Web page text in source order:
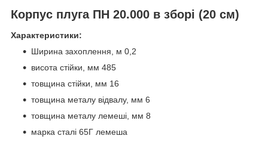
Корпус плуга ПН 20.000 в зборі (20 см)
Характеристики:
Ширина захоплення, м 0,2
висота стійки, мм 485
товщина стійки, мм 16
товщина металу відвалу, мм 6
товщина металу лемеші, мм 8
марка сталі 65Г лемеша